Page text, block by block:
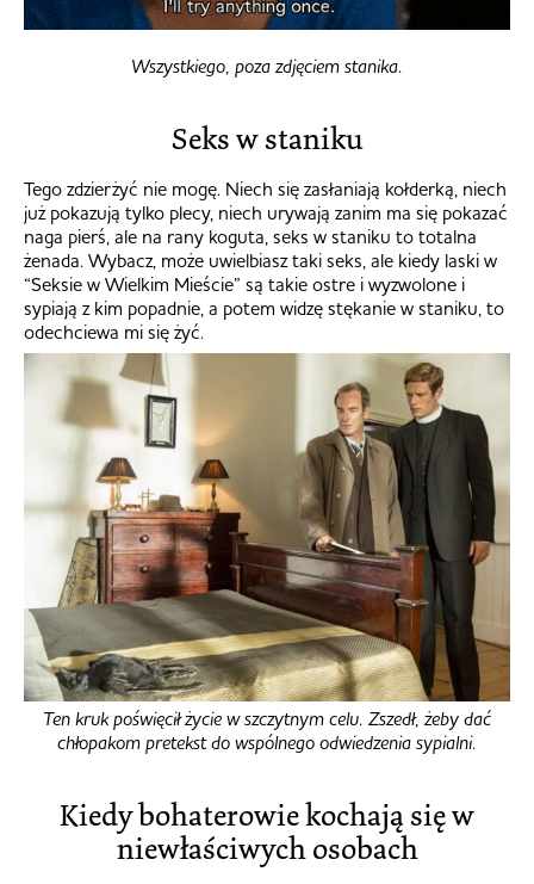
Wszystkiego, poza zdjęciem stanika.
Seks w staniku
Tego zdzierżyć nie mogę. Niech się zasłaniają kołderką, niech
już pokazują tylko plecy, niech urywają zanim ma się pokazać
naga pierś, ale na rany koguta, seks w staniku to totalna
żenada. Wybacz, może uwielbiasz taki seks, ale kiedy laski w
“Seksie w Wielkim Mieście” są takie ostre i wyzwolone i
sypiają z kim popadnie, a potem widzę stękanie w staniku, to
odechciewa mi się żyć.
Ten kruk poświęcił życie w szczytnym celu. Zszedł, żeby dać
chłopakom pretekst do wspólnego odwiedzenia sypialni.
Kiedy bohaterowie kochają się w
niewłaściwych osobach